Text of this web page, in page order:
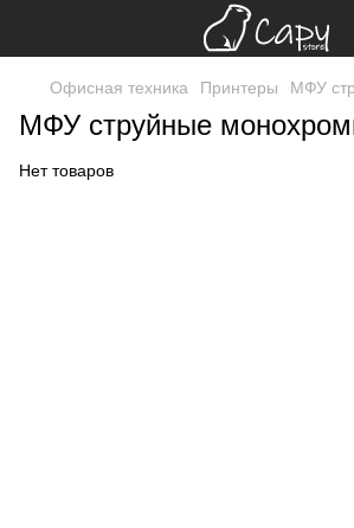
Офисная техника Принтеры МФУ
МФУ струйные
Нет товаров